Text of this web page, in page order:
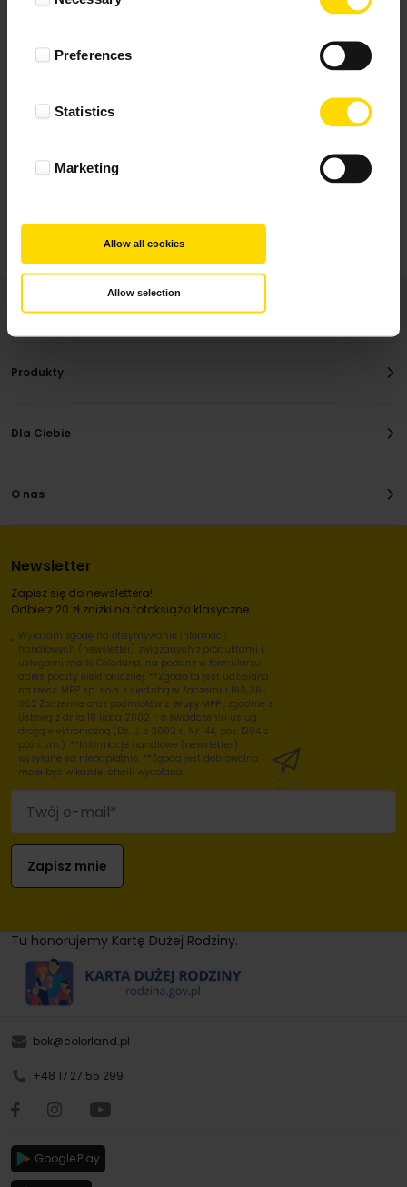
Preferences
Statistics
Marketing
Allow all cookies
Allow selection
Najbardziej pomocne oceny, które doradzą Ci
Produkty
Dla Ciebie
O nas
Newsletter
Zapisz się do newslettera!
Odbierz 20 zł zniżki na fotoksiążki klasyczne.
Wyrażam zgodę na otrzymywanie informacji
handlowych (newsletter) związanych z produktami i
usługami marki Colorland, na podany w formularzu
adres poczty elektronicznej. **Zgoda ta jest udzielana
na rzecz: MPP sp. z o.o. z siedzibą w Zaczerniu 190, 36-
062 Zaczernie oraz podmiotów z Grupy MPP , zgodnie z
Ustawą z dnia 18 lipca 2002 r. o świadczeniu usług
drogą elektroniczną (Dz. U. z 2002 r., Nr 144, poz. 1204 z
późn. zm.). **Informacje handlowe (newsletter)
wysyłane są nieodpłatnie. **Zgoda jest dobrowolna i
może być w każdej chwili wycofana.
Tu honorujemy Kartę Dużej Rodziny.
bok@colorland.pl
+48 17 27 55 299
Google Play